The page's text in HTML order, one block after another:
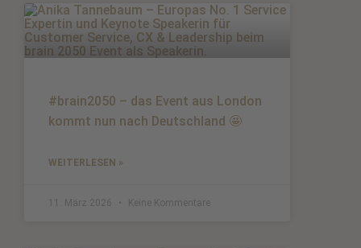
#brain2050 – das Event aus London
kommt nun nach Deutschland 🤩
WEITERLESEN »
11. März 2026 Keine Kommentare